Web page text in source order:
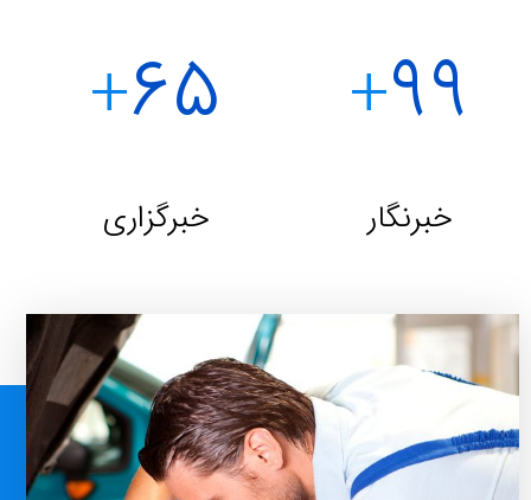
۹۹+
خبرنگار
۶۵+
خبرگزاری